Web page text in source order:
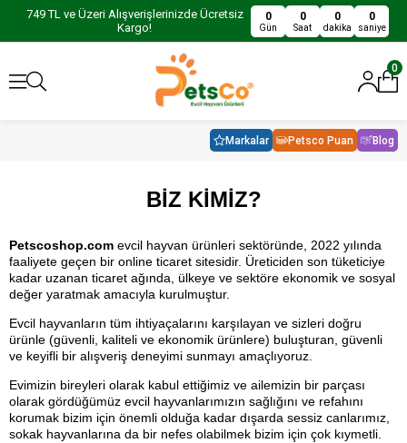
749 TL ve Üzeri Alışverişlerinizde Ücretsiz
Kargo!
0
Gün
0
Saat
0
dakika
0
saniye
0
Markalar Petsco Puan Blog
BİZ KİMİZ?
Petscoshop.com evcil hayvan ürünleri sektöründe, 2022 yılında
faaliyete geçen bir online ticaret sitesidir. Üreticiden son tüketiciye
kadar uzanan ticaret ağında, ülkeye ve sektöre ekonomik ve sosyal
değer yaratmak amacıyla kurulmuştur.
Evcil hayvanların tüm ihtiyaçalarını karşılayan ve sizleri doğru
ürünle (güvenli, kaliteli ve ekonomik ürünlere) buluşturan, güvenli
ve keyifli bir alışveriş deneyimi sunmayı amaçlıyoruz.
Evimizin bireyleri olarak kabul ettiğimiz ve ailemizin bir parçası
olarak gördüğümüz evcil hayvanlarımızın sağlığını ve refahını
korumak bizim için önemli olduğa kadar dışarda sessiz canlarımız,
sokak hayvanlarına da bir nefes olabilmek bizim için çok kıymetli.